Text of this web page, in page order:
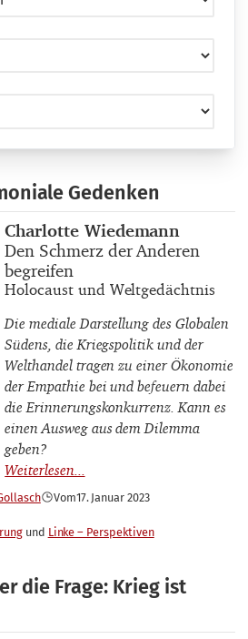
Gedenken
Buchautor_innen
Charlotte Wiedemann
Buchtitel
Den Schmerz der Anderen
begreifen
Buchuntertitel
Holocaust und Weltgedächtnis
Die mediale Darstellung des Globalen
Südens, die Kriegspolitik und der
Welthandel tragen zu einer Ökonomie
der Empathie bei und befeuern dabei
die Erinnerungskonkurrenz. Kann es
einen Ausweg aus dem Dilemma
geben?
Vom17. Januar 2023
Linke – Perspektiven
die Frage: Krieg ist